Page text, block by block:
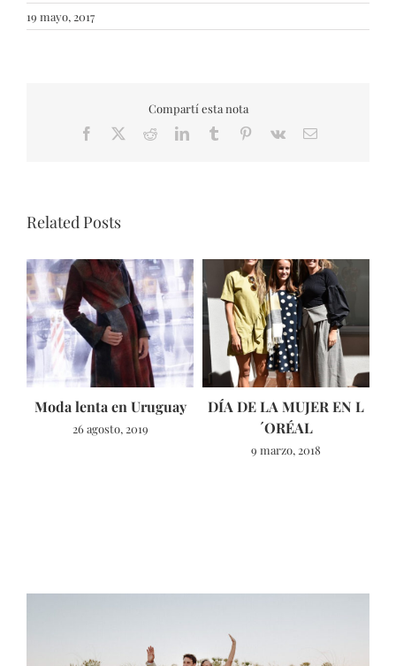
19 mayo, 2017
Compartí esta nota
Facebook RedditLinkedInTumblr Pinterest
Vk Email
Related Posts
Moda lenta en Uruguay
26 agosto, 2019
DÍA DE LA MUJER EN L
´ORÉAL
9 marzo, 2018